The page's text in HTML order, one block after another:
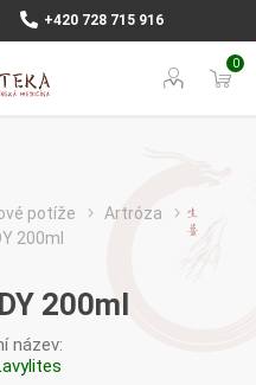
+420 728 715 916
0
potíže
Artróza
200ml
200ml
název: